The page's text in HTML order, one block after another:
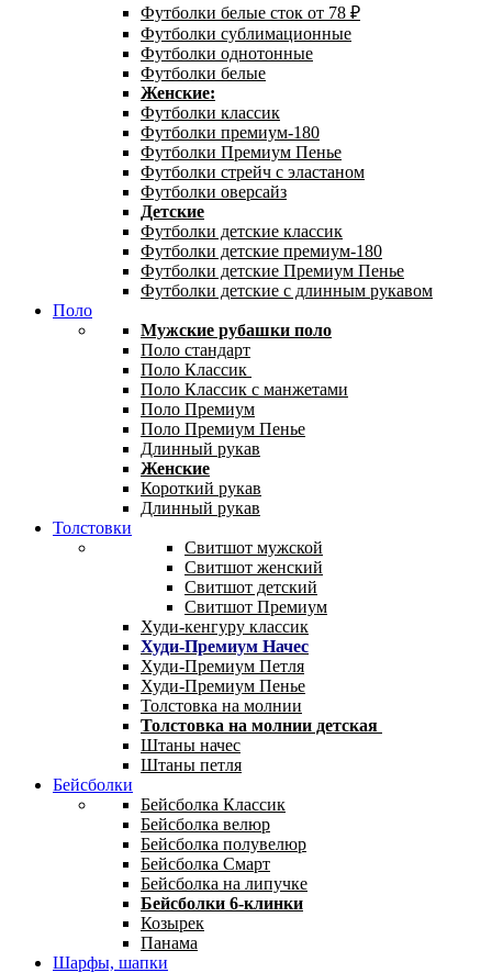
Футболки белые сток от 78 ₽
Футболки сублимационные
Футболки однотонные
Футболки белые
Женские:
Футболки классик
Футболки премиум-180
Футболки Премиум Пенье
Футболки стрейч с эластаном
Футболки оверсайз
Детские
Футболки детские классик
Футболки детские премиум-180
Футболки детские Премиум Пенье
Футболки детские с длинным рукавом
Поло
Мужские рубашки поло
Поло стандарт
Поло Классик
Поло Классик с манжетами
Поло Премиум
Поло Премиум Пенье
Длинный рукав
Женские
Короткий рукав
Длинный рукав
Толстовки
Свитшот мужской
Свитшот женский
Свитшот детский
Свитшот Премиум
Худи-кенгуру классик
Худи-Премиум Начес
Худи-Премиум Петля
Худи-Премиум Пенье
Толстовка на молнии
Толстовка на молнии детская
Штаны начес
Штаны петля
Бейсболки
Бейсболка Классик
Бейсболка велюр
Бейсболка полувелюр
Бейсболка Смарт
Бейсболка на липучке
Бейсболки 6-клинки
Козырек
Панама
Шарфы, шапки